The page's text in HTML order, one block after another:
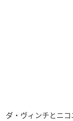
ダ・ヴィンチとニ